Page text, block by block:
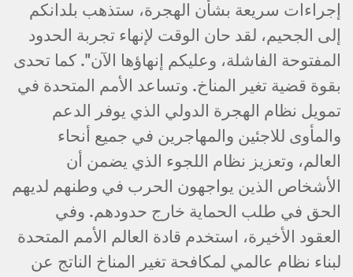
إجراءات سريعة بشأن الهجرة، ستذهب بلدانكم
إلى الجحيم، لقد حان الوقت لإنهاء تجربة الحدود
المفتوحة الفاشلة، وعليكم إنهاؤها الآن". كما تحدى
بقوة قضية تغير المناخ. وتساعد الأمم المتحدة في
تمويل نظام الهجرة الدولي الذي يوفر الدعم
والمأوى للاجئين والمهاجرين في جميع أنحاء
العالم، وتعزيز نظام اللجوء الذي يضمن أن
الأشخاص الذين يواجهون الحرب في وطنهم لديهم
الحق في طلب الحماية خارج حدودهم. وفي
العقود الأخيرة، استخدم قادة العالم الأمم المتحدة
لبناء نظام عالمي لمكافحة تغير المناخ الناتج عن